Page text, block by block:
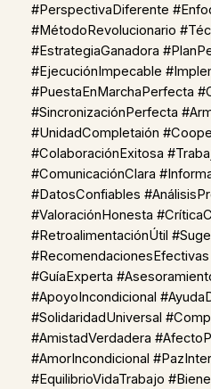
#PerspectivaDiferente
#MétodoRevolucionario
#EstrategiaGanadora
#EjecuciónImpecable
#PuestaEnMarchaPerfecta
#SincronizaciónPerfecta
#UnidadCompletaión
#ColaboraciónExitosa
#ComunicaciónClara
#DatosConfiables
#ValoraciónHonesta
#RetroalimentaciónÚtil
#GuíaExperta
#ApoyoIncondicional
#SolidaridadUniversal
#AmistadVerdadera
#AmorIncondicional
#EquilibrioVidaTrabajo